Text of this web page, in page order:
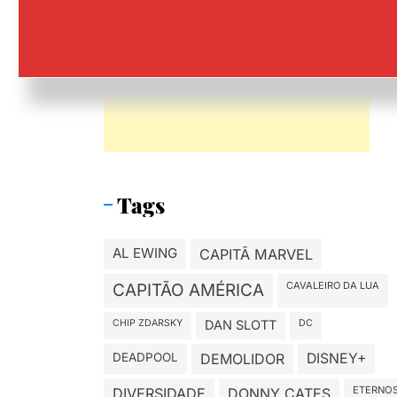
Tags
AL EWING CAPITÃ MARVEL
CAPITÃO AMÉRICA CAVALEIRO DA LUA
CHIP ZDARSKY DAN SLOTT DC
DEADPOOL DEMOLIDOR DISNEY+
DIVERSIDADE DONNY CATES